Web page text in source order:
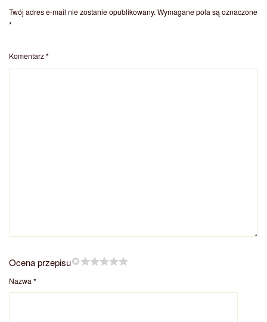
Twój adres e-mail nie zostanie opublikowany. Wymagane pola są oznaczone
*
Komentarz*
Ocena przepisu
Nazwa *